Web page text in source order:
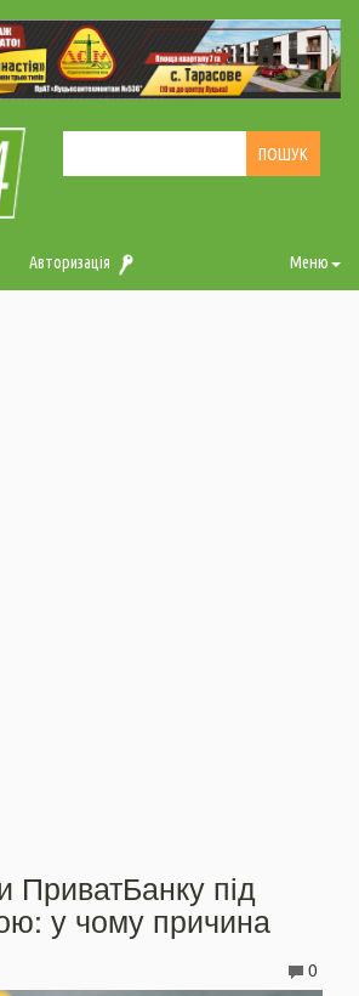
Авторизація Меню
ПриватБанку під
у чому причина
0